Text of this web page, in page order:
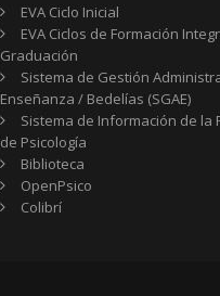
EVA Ciclo Inicial
EVA Ciclos de Formación
Graduación
Sistema de Gestión
Enseñanza / Bedelías (SGAE)
Sistema de Información de la
de Psicología
Biblioteca
OpenPsico
Colibrí